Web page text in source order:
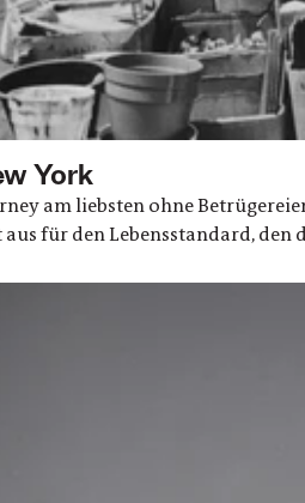
York
am liebsten ohne
für den Lebensstandard,